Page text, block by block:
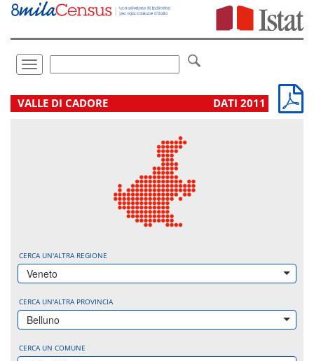
Vai
direttamente
Toggle
navigation
.
VALLE DI CADORE DATI 2011
CERCA UN'ALTRA REGIONE
Veneto
CERCA UN'ALTRA PROVINCIA
Belluno
CERCA UN COMUNE